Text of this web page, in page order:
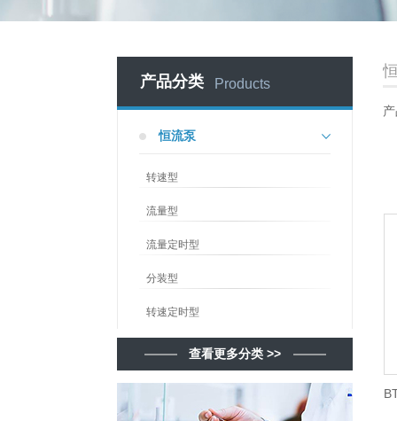
产品分类 Products
恒流泵
转速型
流量型
流量定时型
分装型
转速定时型
查看更多分类 >>